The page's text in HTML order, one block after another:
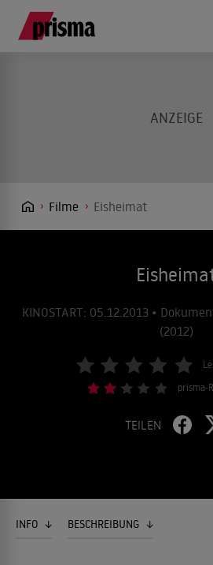
Filme Eisheimat
KINOSTART: 05.12.2013 •
(2012)
prisma-
TEILEN
INFO BESCHREIBUNG